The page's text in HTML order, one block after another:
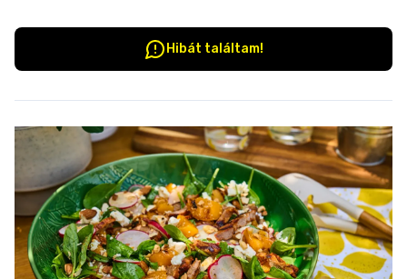
Hibát találtam!